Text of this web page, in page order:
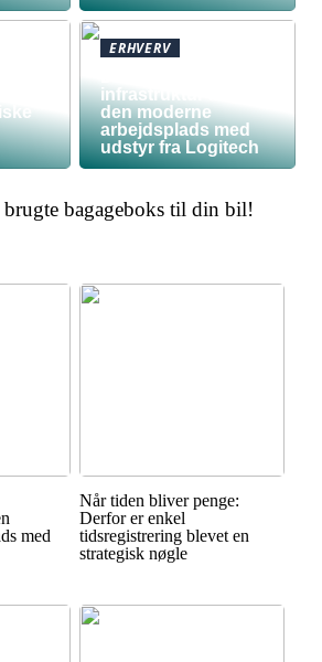
ERHVERV
infrastruktur bag
den moderne
arbejdsplads med
udstyr fra Logitech
bagageboks til din bil!
med
Når tiden bliver penge:
Derfor er enkel
tidsregistrering blevet en
strategisk nøgle